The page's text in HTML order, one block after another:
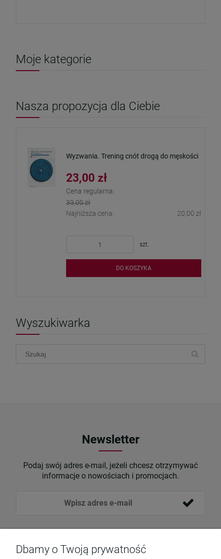
Moje kategorie
Nasza propozycja dla Ciebie
Wyzwania. Trening cnót drogą do męskości
23,00 zł
Cena regularna:
33,00 zł
Najniższa cena:
20,00 zł
szt.
DO KOSZYKA
Wyszukiwarka
Newsletter
Podaj swój adres e-mail, jeżeli chcesz otrzymywać
informacje o nowościach i promocjach.
Dbamy o Twoją prywatność